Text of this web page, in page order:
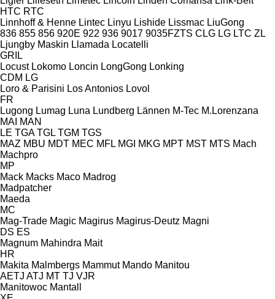
HTC RTC
Linnhoff & Henne Lintec Linyu Lishide Lissmac LiuGong
836 855 856 920E 922 936 9017 9035FZTS CLG LG LTC ZL
Ljungby Maskin Llamada Locatelli
GRIL
Locust Lokomo Loncin LongGong Lonking
CDM LG
Loro & Parisini Los Antonios Lovol
FR
Lugong Lumag Luna Lundberg Lännen M-Tec M.Lorenzana
MAI MAN
LE TGA TGL TGM TGS
MAZ MBU MDT MEC MFL MGI MKG MPT MST MTS Mach
Machpro
MP
Mack Macks Maco Madrog
Madpatcher
Maeda
MC
Mag-Trade Magic Magirus Magirus-Deutz Magni
DS ES
Magnum Mahindra Mait
HR
Makita Malmbergs Mammut Mando Manitou
AETJ ATJ MT TJ VJR
Manitowoc Mantall